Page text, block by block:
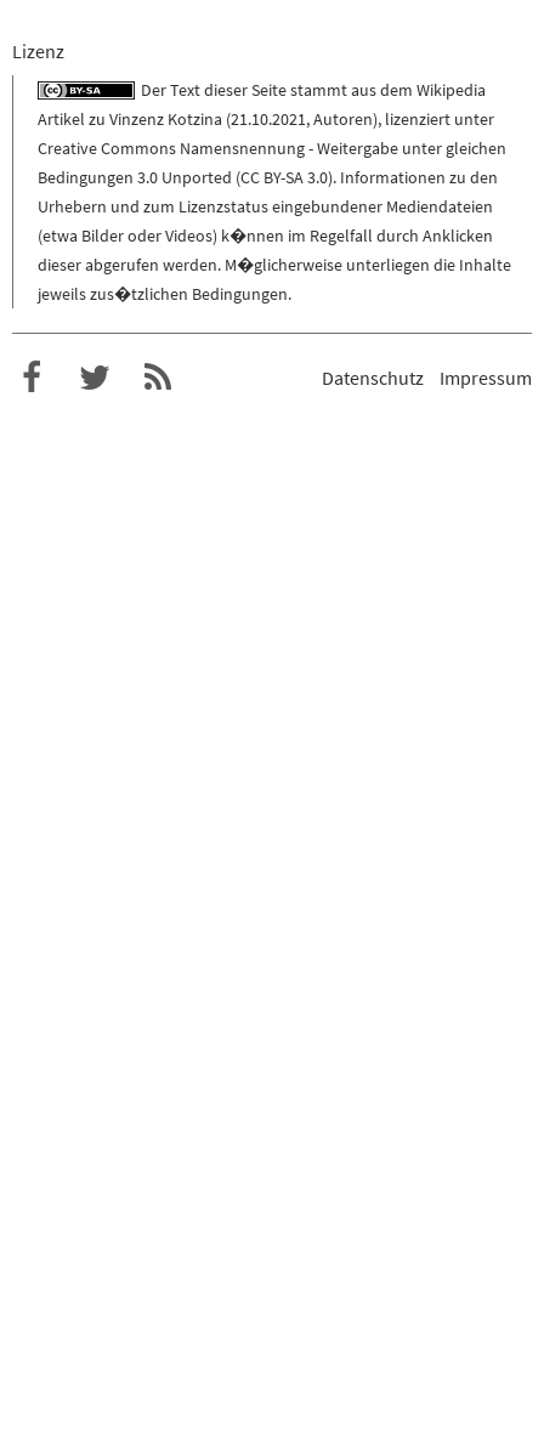
Lizenz
Der Text dieser Seite stammt aus dem Wikipedia
Artikel zu Vinzenz Kotzina (21.10.2021,Autoren), lizenziert unter
Creative Commons Namensnennung - Weitergabe unter gleichen
Bedingungen 3.0 Unported (CC BY-SA 3.0). Informationen zu den
Urhebern und zum Lizenzstatus eingebundener Mediendateien
(etwa Bilder oder Videos) k�nnen im Regelfall durch Anklicken
dieser abgerufen werden. M�glicherweise unterliegen die Inhalte
jeweils zus�tzlichen Bedingungen.
Datenschutz Impressum